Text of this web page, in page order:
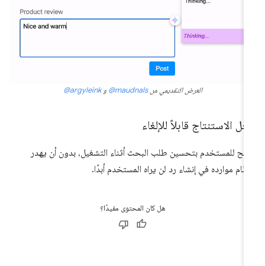
العرض التقديمي من‎@maudnalsو‎@argyleink
الاستنتاج قابلاً للإلغاء
للمستخدم بتحسين طلب البحث أثناء التشغيل، بدون أن يهدر
موارده في إنشاء رد لن يراه المستخدم أبدًا.
هل كان المحتوى مفيدًا؟